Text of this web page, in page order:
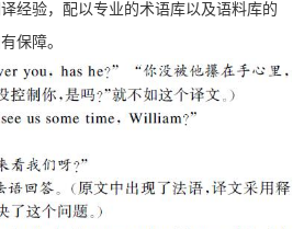
经验，配以专业的术语库以及语料库的
保障。